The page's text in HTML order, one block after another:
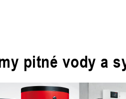
pitné vody a